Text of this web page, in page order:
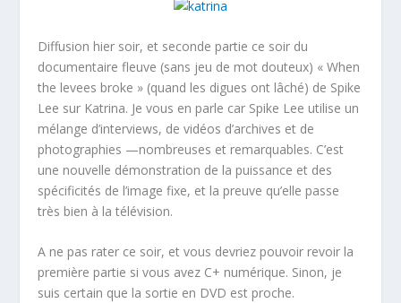
Diffusion hier soir, et seconde partie ce soir du
documentaire fleuve (sans jeu de mot douteux) « When
the levees broke » (quand les digues ont lâché) de Spike
Lee sur Katrina. Je vous en parle car Spike Lee utilise un
mélange d’interviews, de vidéos d’archives et de
photographies —nombreuses et remarquables. C’est
une nouvelle démonstration de la puissance et des
spécificités de l’image fixe, et la preuve qu’elle passe
très bien à la télévision.
A ne pas rater ce soir, et vous devriez pouvoir revoir la
première partie si vous avez C+ numérique. Sinon, je
suis certain que la sortie en DVD est proche.